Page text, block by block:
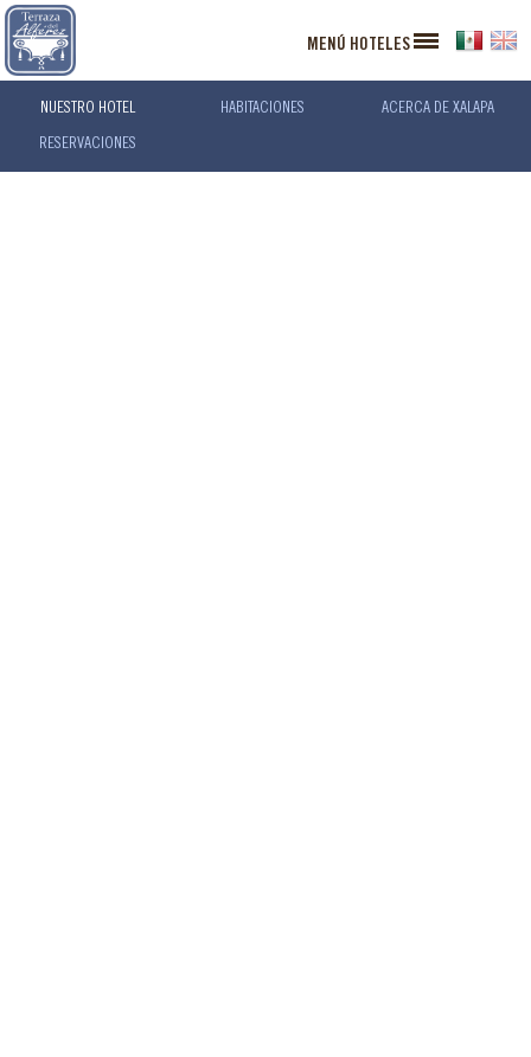
MENÚ HOTELES
NUESTRO HOTEL HABITACIONES ACERCA DE XALAPA
RESERVACIONES